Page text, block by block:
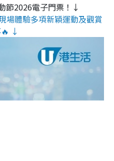
節2026電子門票！↓
場體驗多項新穎運動及觀賞
↓